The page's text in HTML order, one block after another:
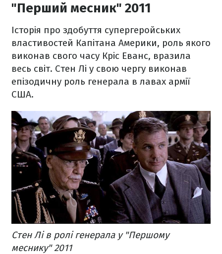
"Перший месник" 2011
Історія про здобуття супергеройських
властивостей Капітана Америки, роль якого
виконав свого часу Кріс Еванс, вразила
весь світ. Стен Лі у свою чергу виконав
епізодичну роль генерала в лавах армії
США.
Стен Лі в ролі генерала у "Першому
меснику" 2011